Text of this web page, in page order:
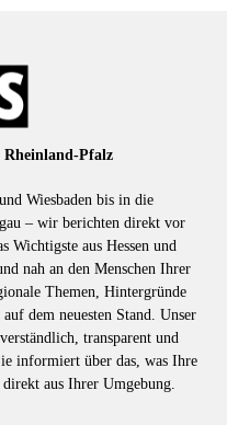
Rheinland-Pfalz
Wiesbaden bis in die
– wir berichten direkt vor
aus Hessen und
nah an den Menschen Ihrer
Themen, Hintergründe
dem neuesten Stand. Unser
transparent und
informiert über das, was Ihre
aus Ihrer Umgebung.